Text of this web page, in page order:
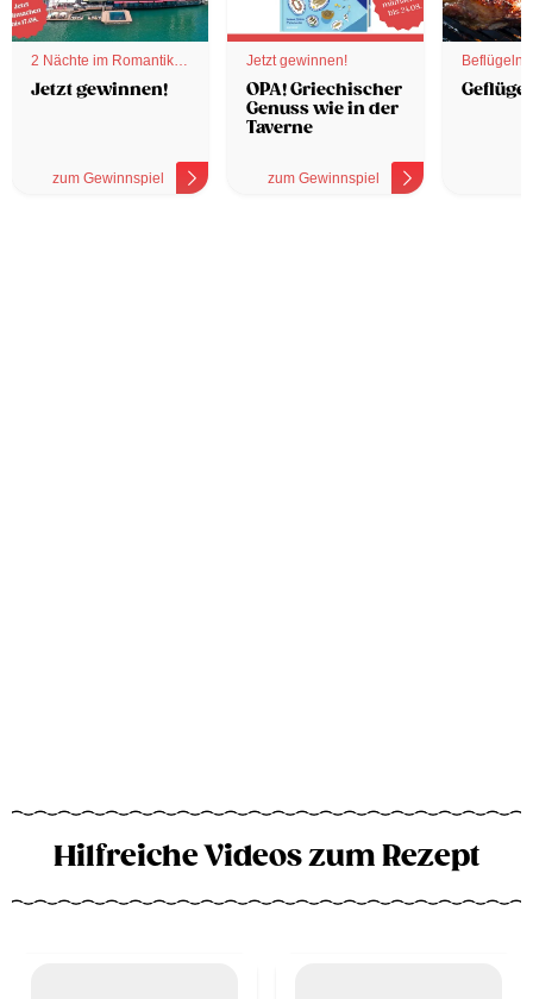
2 Nächte im Romantik
Hotel
Jetzt gewinnen!
zum Gewinnspiel
Jetzt gewinnen!
OPA! Griechischer
Genuss wie in der
Taverne
zum Gewinnspiel
Hilfreiche Videos zum Rezept